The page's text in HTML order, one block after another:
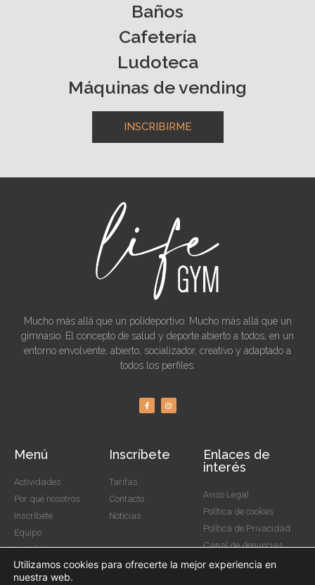
Baños
Cafetería
Ludoteca
Máquinas de vending
INSCRIBIRME
Mucho más allá que un polideportivo. Mucho más allá que un
gimnasio. El concepto de salud y deporte abierto a todos, en un
entorno envolvente, abierto, socializador, creativo y adaptado a
todos los perfiles.
Menú
Actividades
Por qué nosotros
Inscríbete
Equipo
Instalaciones
Inscríbete
Tarifas
Contacto
Noticias
Enlaces de
interés
Aviso Legal
Política de cookies
Política de Privacidad
Canal de denuncias
Utilizamos cookies para ofrecerte la mejor experiencia en
nuestra web.